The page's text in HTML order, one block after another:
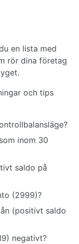
en lista med
rör dina företag
och tips
inom 30
saldo på
(2999)?
(positivt saldo
negativt?